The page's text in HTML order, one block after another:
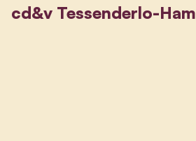
cd&v Tessenderlo-Ham